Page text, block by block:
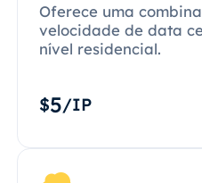
Oferece uma
velocidade de data
nível residencial.
$5/IP